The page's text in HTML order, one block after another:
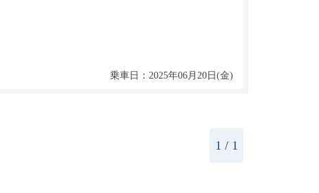
乗車日：2025年06月20日(金)
1 / 1